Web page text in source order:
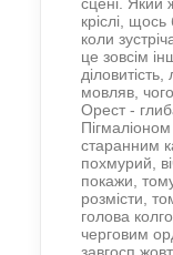
кріслі,
коли
це зовсім
мовляв,
Орест -
старанним
похмурий,
покажи,
розмісти,
голова
черговим
завгосп